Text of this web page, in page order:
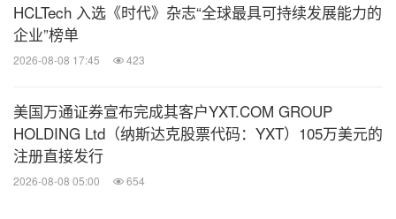
HCLTech 入选《时代》杂志“全球最具可持续发展能力的
企业”榜单
2026-08-08 17:45 423
美国万通证券宣布完成其客户YXT.COM GROUP
HOLDING Ltd（纳斯达克股票代码：YXT）105万美元的
注册直接发行
2026-08-08 05:00 654